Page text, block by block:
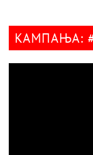
КАМПАЊА: